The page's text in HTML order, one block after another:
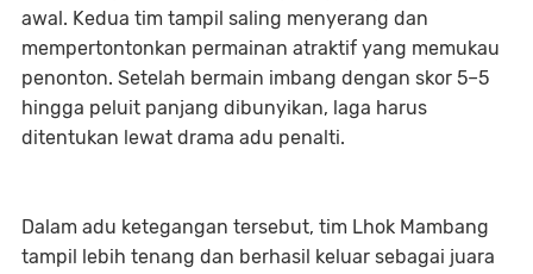
awal. Kedua tim tampil saling menyerang dan
mempertontonkan permainan atraktif yang memukau
penonton. Setelah bermain imbang dengan skor 5–5
hingga peluit panjang dibunyikan, laga harus
ditentukan lewat drama adu penalti.
Dalam adu ketegangan tersebut, tim Lhok Mambang
tampil lebih tenang dan berhasil keluar sebagai juara